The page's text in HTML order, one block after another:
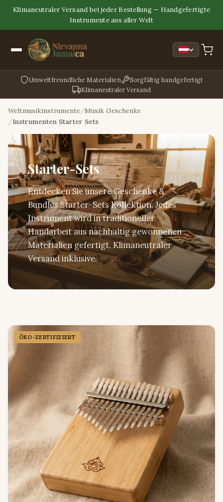
Klimaneutraler Versand bei jeder Bestellung — Handgefertigte
Instrumente aus aller Welt
Umweltfreundliche Materialien
Sorgfältig handgefertigt
Klimaneutraler Versand
Weltmusikinstrumente Musik Geschenke
Instrumenten Starter Sets
Starter-Sets
Entdecken Sie unsere Geschenke &
Bundles Starter-Sets Kollektion. Jedes
Instrument wird in traditioneller
Handarbeit aus nachhaltig gewonnenen
Materialien gefertigt. Klimaneutraler
Versand inklusive.
ÖKO-ZERTIFIZIERT